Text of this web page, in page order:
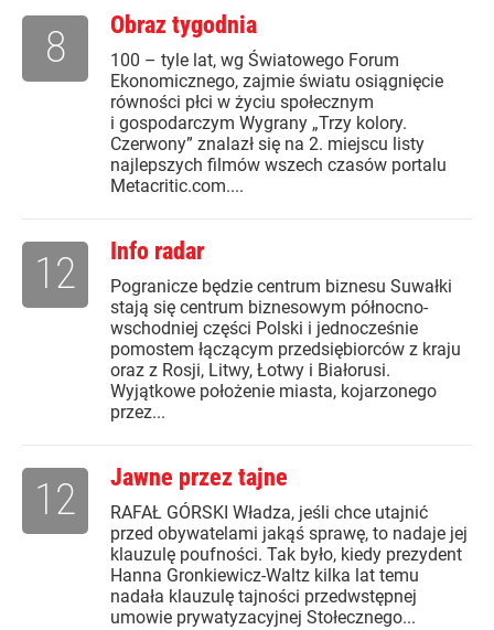
Obraz tygodnia
100 – tyle lat, wg Światowego Forum
Ekonomicznego, zajmie światu osiągnięcie
równości płci w życiu społecznym
i gospodarczym Wygrany „Trzy kolory.
Czerwony” znalazł się na 2. miejscu listy
najlepszych filmów wszech czasów portalu
Metacritic.com....
8
Info radar
Pogranicze będzie centrum biznesu Suwałki
stają się centrum biznesowym północno-
wschodniej części Polski i jednocześnie
pomostem łączącym przedsiębiorców z kraju
oraz z Rosji, Litwy, Łotwy i Białorusi.
Wyjątkowe położenie miasta, kojarzonego
przez...
12
Jawne przez tajne
RAFAŁ GÓRSKI Władza, jeśli chce utajnić
przed obywatelami jakąś sprawę, to nadaje jej
klauzulę poufności. Tak było, kiedy prezydent
Hanna Gronkiewicz-Waltz kilka lat temu
nadała klauzulę tajności przedwstępnej
umowie prywatyzacyjnej Stołecznego...
12